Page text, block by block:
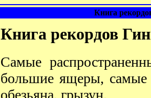
Книга
Книга рекордов
Самые
большие ящеры, самые
обезьяна, грызун.